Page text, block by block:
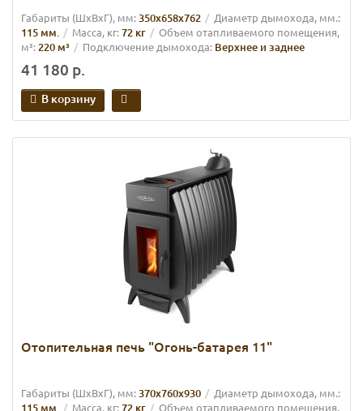
Габариты (ШхВхГ), мм:350х658х762 Диаметр дымохода, мм.:
115 мм. Масса, кг:72 кг
Объем отапливаемого помещения,
м³:220 м³ Подключение дымохода: Верхнее и заднее
41 180 р.
В корзину
Отопительная печь "Огонь-батарея 11"
Габариты (ШхВхГ), мм:370х760х930 Диаметр дымохода, мм.:
115 мм. Масса, кг:72 кг
Объем отапливаемого помещения,